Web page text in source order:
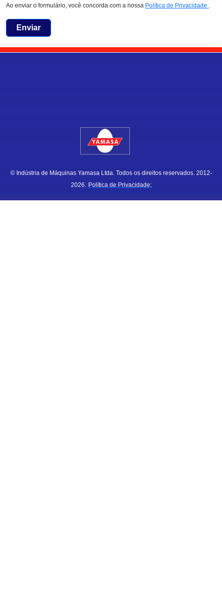
Ao enviar o formulário, você concorda com a nossa Política de Privacidade .
Enviar
.
© Indústria de Máquinas Yamasa Ltda. Todos os direitos reservados. 2012-
2026. Política de Privacidade;